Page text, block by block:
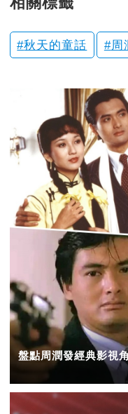
秋天的童話 周
盤點周潤發經典影視